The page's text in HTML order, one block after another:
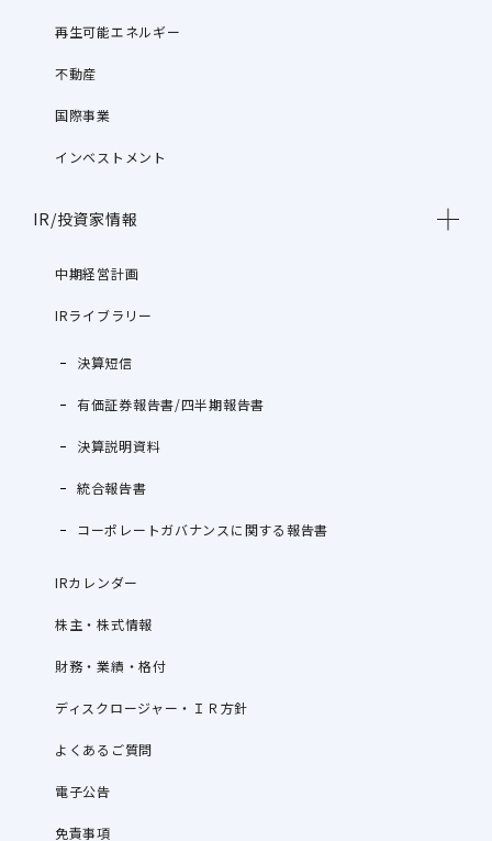
再生可能エネルギー
不動産
国際事業
インベストメント
IR/投資家情報
中期経営計画
IRライブラリー
決算短信
有価証券報告書/四半期報告書
決算説明資料
統合報告書
コーポレートガバナンスに関する報告書
IRカレンダー
株主・株式情報
財務・業績・格付
ディスクロージャー・ＩＲ方針
よくあるご質問
電子公告
免責事項